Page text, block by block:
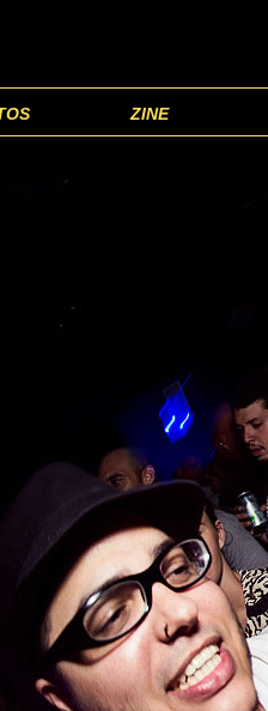
ZINE